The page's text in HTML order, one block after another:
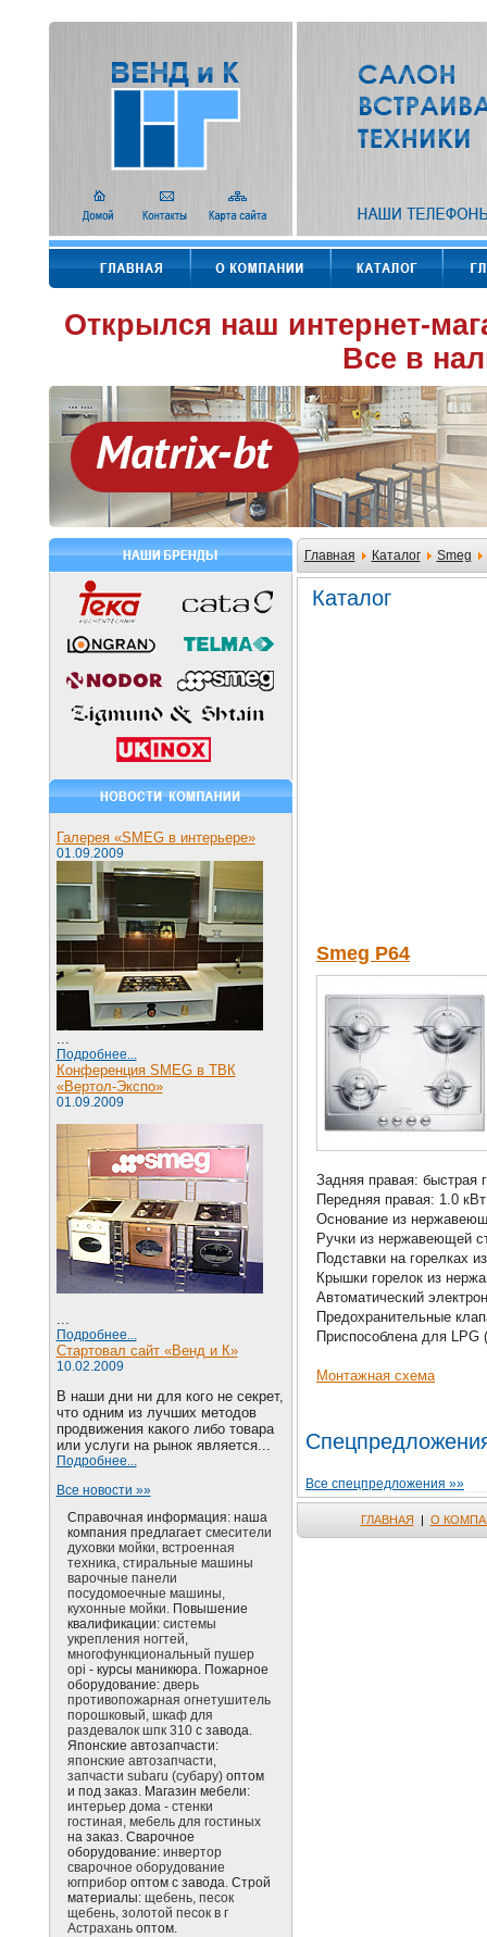
Открылся наш интернет-
Все в
Главная Каталог Smeg
Галерея «SMEG в интерьере»
01.09.2009
...
Подробнее...
Конференция SMEG в ТВК
«Вертол-Экспо»
01.09.2009
...
Подробнее...
Стартовал сайт «Венд и К»
10.02.2009
В наши дни ни для кого не секрет,
что одним из лучших методов
продвижения какого либо товара
или услуги на рынок является...
Подробнее...
Все новости »»
Справочная информация: наша
компания предлагает смесители
духовки мойки, встроенная
техника, стиральные машины
варочные панели
посудомоечные машины,
кухонные мойки.Повышение
квалификации: системы
укрепления ногтей,
многофункциональный пушер
opi - курсы маникюра. Пожарное
оборудование: дверь
противопожарная огнетушитель
порошковый, шкаф для
раздевалок шпк 310с завода.
Японские автозапчасти:
японские автозапчасти,
запчасти subaru (субару)оптом
и под заказ. Магазин мебели:
интерьер дома - стенки
гостиная, мебель для гостиных
на заказ. Сварочное
оборудование: инвертор
сварочное оборудование
югприбороптом с завода. Строй
материалы: щебень, песок
щебень, золотой песок в г
Астраханьоптом.
Каталог
Smeg P64
Задняя правая: быстрая
Передняя правая: 1.0 кВт
Основание из
Ручки из нержавеющей
Подставки на горелках
Крышки горелок из
Автоматический
Предохранительные
Приспособлена для
Монтажная схема
Все спецпредложения »»
ГЛАВНАЯ | О